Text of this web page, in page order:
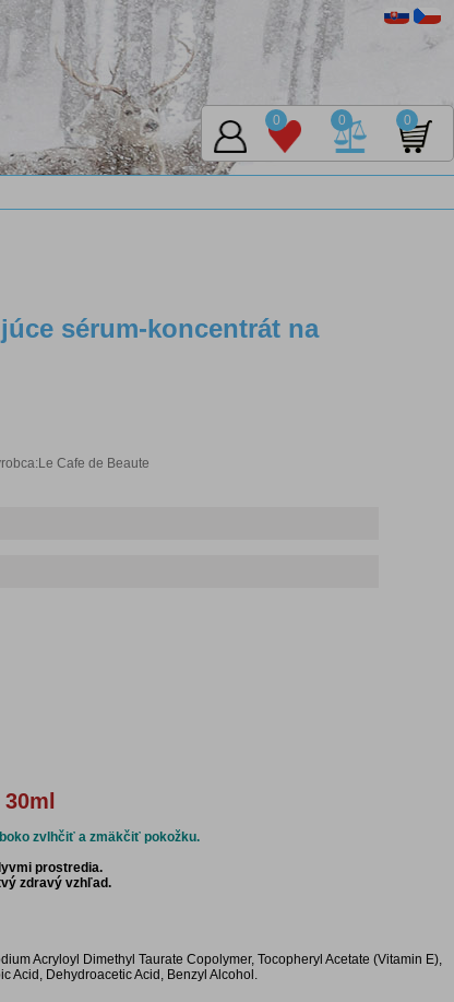
0 0 0
sérum-koncentrát na
Cafe de Beaute
zvlhčiť a zmäkčiť pokožku.
prostredia.
zdravý vzhľad.
Acryloyl Dimethyl Taurate Copolymer, Tocopheryl Acetate (Vitamin E),
Acid, Dehydroacetic Acid, Benzyl Alcohol.